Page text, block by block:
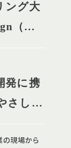
ング大
（認
登壇し
発に携
さしい
現場から